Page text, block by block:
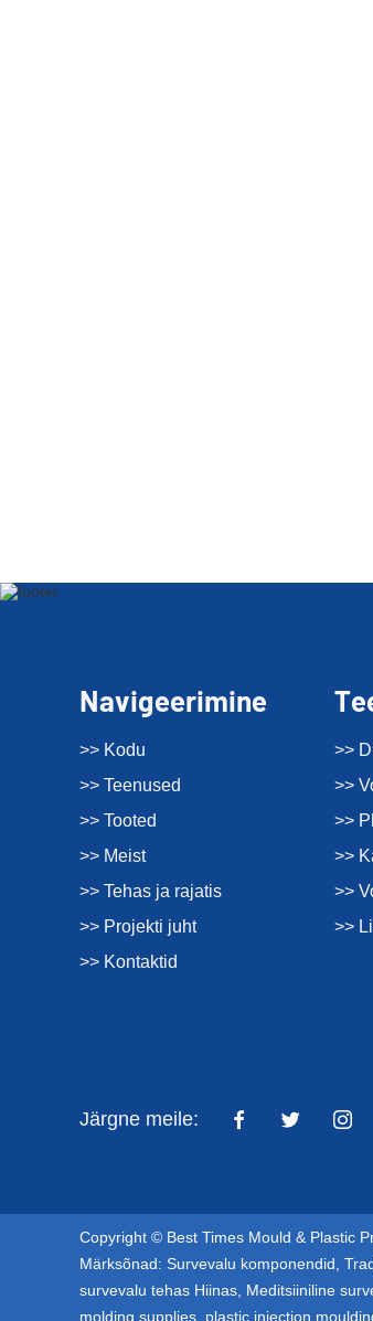
Navigeerimine
>> Kodu
>> Teenused
>> Tooted
>> Meist
>> Tehas ja rajatis
>> Projekti juht
>> Kontaktid
>>
>>
>>
>>
>>
>>
Järgne meile:
Copyright © Best Times Mould & Plastic
Märksõnad: Survevalu komponendid
survevalu tehas Hiinas Meditsiiniline
molding supplies plastic injection